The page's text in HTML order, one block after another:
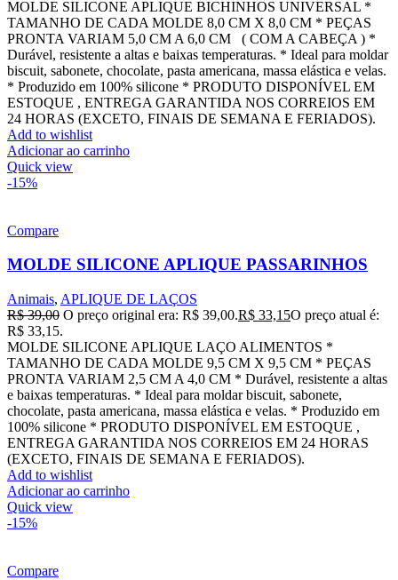
MOLDE SILICONE APLIQUE BICHINHOS UNIVERSAL *
TAMANHO DE CADA MOLDE 8,0 CM X 8,0 CM * PEÇAS
PRONTA VARIAM 5,0 CM A 6,0 CM ( COM A CABEÇA ) *
Durável, resistente a altas e baixas temperaturas. * Ideal para moldar
biscuit, sabonete, chocolate, pasta americana, massa elástica e velas.
* Produzido em 100% silicone * PRODUTO DISPONÍVEL EM
ESTOQUE , ENTREGA GARANTIDA NOS CORREIOS EM
24 HORAS (EXCETO, FINAIS DE SEMANA E FERIADOS).
Add to wishlist
Adicionar ao carrinho
Quick view
-15%
Compare
MOLDE SILICONE APLIQUE PASSARINHOS
Animais, APLIQUE DE LAÇOS
R$39,00 O preço original era: R$ 39,00.R$ 33,15O preço atual é:
R$ 33,15.
MOLDE SILICONE APLIQUE LAÇO ALIMENTOS *
TAMANHO DE CADA MOLDE 9,5 CM X 9,5 CM * PEÇAS
PRONTA VARIAM 2,5 CM A 4,0 CM * Durável, resistente a altas
e baixas temperaturas. * Ideal para moldar biscuit, sabonete,
chocolate, pasta americana, massa elástica e velas. * Produzido em
100% silicone * PRODUTO DISPONÍVEL EM ESTOQUE ,
ENTREGA GARANTIDA NOS CORREIOS EM 24 HORAS
(EXCETO, FINAIS DE SEMANA E FERIADOS).
Add to wishlist
Adicionar ao carrinho
Quick view
-15%
Compare